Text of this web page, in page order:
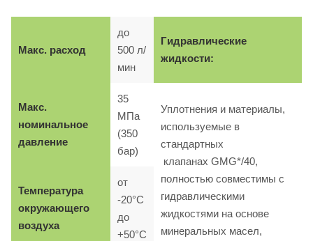
Макс. расход
до
500 л/
мин
Гидравлические
жидкости:
Макс.
номинальное
давление
35
МПа
(350
бар)
Уплотнения и материалы,
используемые в
стандартных
клапанах GMG*/40,
полностью совместимы с
гидравлическими
жидкостями на основе
минеральных масел,
Температура
окружающего
воздуха
от
-20°C
до
+50°C